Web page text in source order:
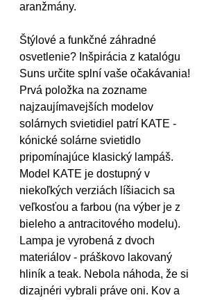
aranžmány.
Štýlové a funkčné záhradné
osvetlenie? Inšpirácia z katalógu
Suns určite splní vaše očakávania!
Prvá položka na zozname
najzaujímavejších modelov
solárnych svietidiel patrí KATE -
kónické solárne svietidlo
pripomínajúce klasický lampáš.
Model KATE je dostupný v
niekoľkých verziách líšiacich sa
veľkosťou a farbou (na výber je z
bieleho a antracitového modelu).
Lampa je vyrobená z dvoch
materiálov - práškovo lakovaný
hliník a teak. Nebola náhoda, že si
dizajnéri vybrali práve oni. Kov a